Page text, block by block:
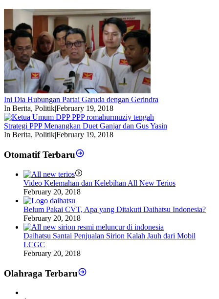
Ini Dia Hubungan Partai Garuda dengan Gerindra
In Berita, Politik|February 19, 2018
Strategi PPP Menangkan Duet Ganjar dan Gus Yasin
In Berita, Politik|February 19, 2018
Otomatif Terbaru
Video Kelemahan dan Kelebihan All New Terios
February 20, 2018
Belum Pakai CVT, Apa yang Ditakuti Daihatsu Indonesia?
February 20, 2018
Daihatsu Santai Penjualan Sirion Kalah Jauh dari Mobil
LCGC
February 20, 2018
Olahraga Terbaru